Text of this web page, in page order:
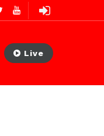
Live